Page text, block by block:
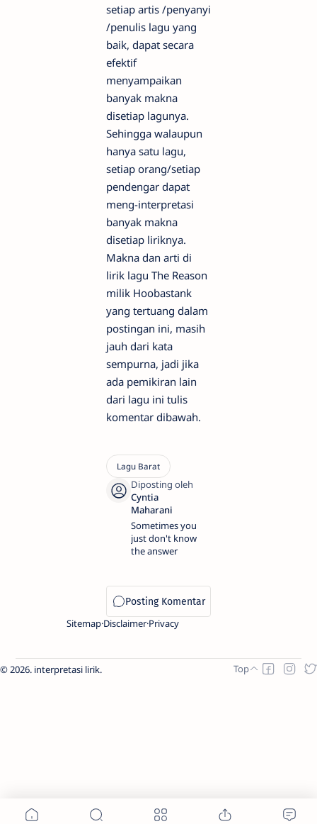
setiap artis /penyanyi
/penulis lagu yang
baik, dapat secara
efektif
menyampaikan
banyak makna
disetiap lagunya.
Sehingga walaupun
hanya satu lagu,
setiap orang/setiap
pendengar dapat
meng-interpretasi
banyak makna
disetiap liriknya.
Makna dan arti di
lirik lagu The Reason
milik Hoobastank
yang tertuang dalam
postingan ini, masih
jauh dari kata
sempurna, jadi jika
ada pemikiran lain
dari lagu ini tulis
komentar dibawah.
Sometimes you
just don't know
the answer
Sitemap Disclaimer Privacy
2026. interpretasi lirik.